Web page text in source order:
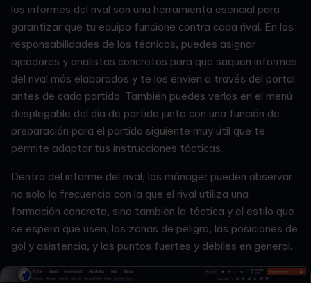
los informes del rival son una herramienta esencial para
garantizar que tu equipo funcione contra cada rival. En las
responsabilidades de los técnicos, puedes asignar
ojeadores y analistas concretos para que saquen informes
del rival más elaborados y te los envíen a través del portal
antes de cada partido. También puedes verlos en el menú
desplegable del día de partido junto con una función de
preparación para el partido siguiente muy útil que te
permite adaptar tus instrucciones tácticas.
Dentro del informe del rival, los mánager pueden observar
no solo la frecuencia con la que el rival utiliza una
formación concreta, sino también la táctica y el estilo que
se espera que usen, las zonas de peligro, las posiciones de
gol y asistencia, y los puntos fuertes y débiles en general.